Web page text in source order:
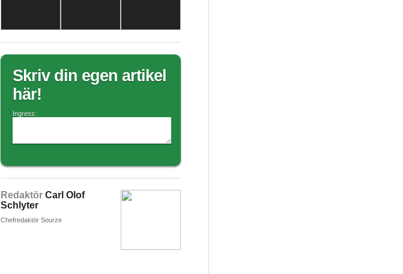
Skriv din egen artikel
här!
Ingress:
Redaktör Carl Olof
Schlyter
Chefredaktör Sourze